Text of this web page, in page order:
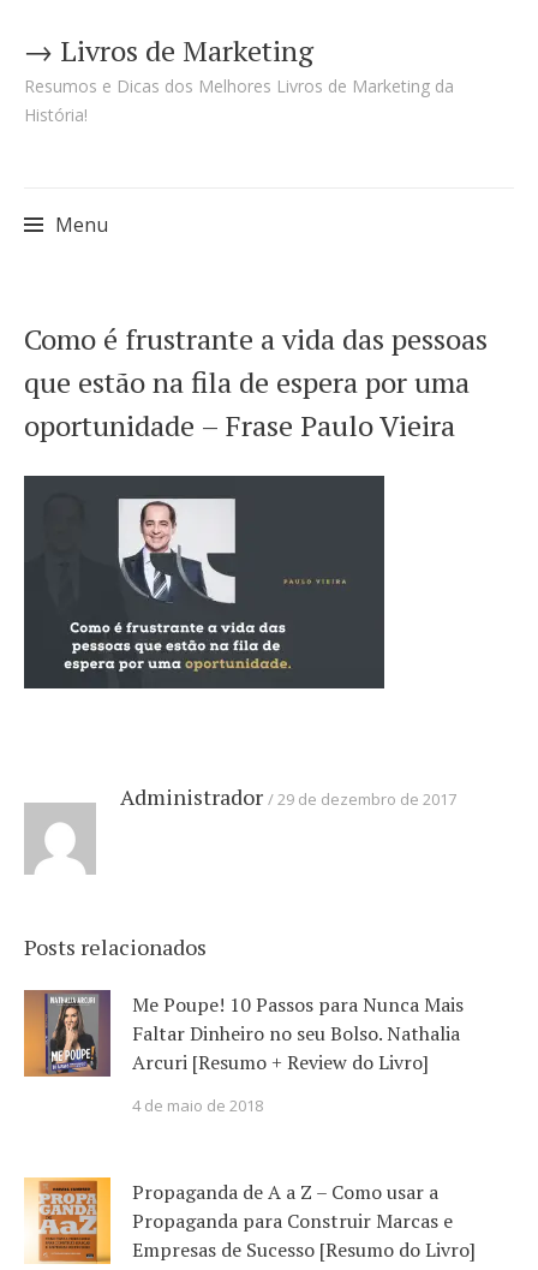
→ Livros de Marketing
Resumos e Dicas dos Melhores Livros de Marketing da
História!
Menu
para
o
conteúdo
Como é frustrante a vida das pessoas
que estão na fila de espera por uma
oportunidade – Frase Paulo Vieira
Administrador 29 de dezembro de 2017
Posts relacionados
Me Poupe! 10 Passos para Nunca Mais
Faltar Dinheiro no seu Bolso. Nathalia
Arcuri [Resumo + Review do Livro]
4 de maio de 2018
Propaganda de A a Z – Como usar a
Propaganda para Construir Marcas e
Empresas de Sucesso [Resumo do Livro]